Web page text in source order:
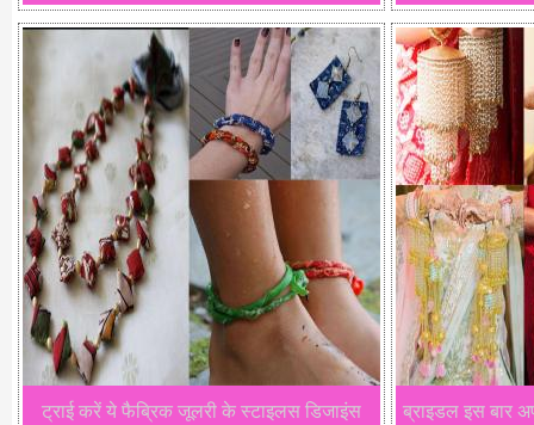
ट्राई करें ये फैब्रिक जूलरी के स्टाइलस डिजाइंस ब्राइडल इस बार